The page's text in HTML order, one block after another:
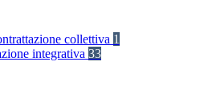
collettiva 1
integrativa 33